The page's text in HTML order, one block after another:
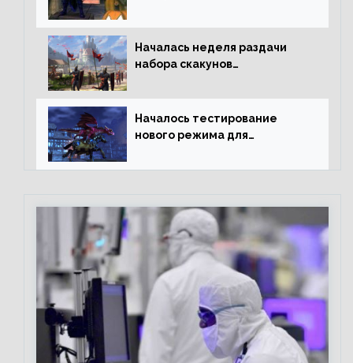
Началась неделя раздачи
набора скакунов
Началось тестирование
нового режима для
online